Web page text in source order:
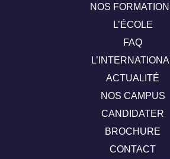
NOS
L’ÉCOLE
FAQ
ACTUALITÉ
NOS CAMPUS
CANDIDATER
BROCHURE
CONTACT